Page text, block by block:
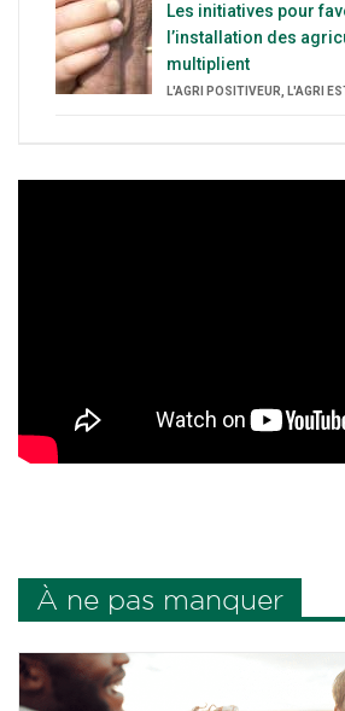
Les initiatives pour
l’installation des
multiplient
L'AGRI POSITIVEUR, L'AGRI
À ne pas manquer